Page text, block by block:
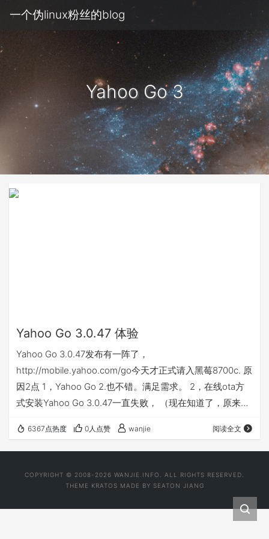
一个伪linux粉丝的blog
Yahoo Go 3
Yahoo Go 3.0.47 体验
Yahoo Go 3.0.47发布有一阵了，
http://mobile.yahoo.com/go今天才正式请入黑莓8700c. 原
因2点 1，Yahoo Go 2.也不错。满足需求。 2，在线ota方
式安装Yahoo Go 3.0.47一直失败， （现在知道了，原来是
问的浏览器-berrymail.cnD-22留言 ,结果就是Yahoo 官方声
明了支持8700,而我们无法在线安装，不明情况的我们只能
6367点热度 0人点赞 wanjie 阅读全文
COPYRIGHT © 2008-2026 WANJIE.INFO. ALL RIGHTS RESERVED.
THEME KRATOS MADE BY SEATON JIANG